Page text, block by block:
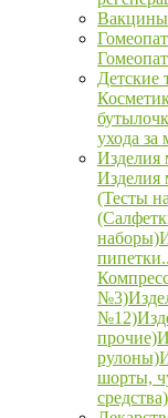
Вакцины
Детские
ухода за
Изделия
Изделия
(Тесты
наборы)
№3)
№12)
прочие)
рулоны)
шорты,
средства)